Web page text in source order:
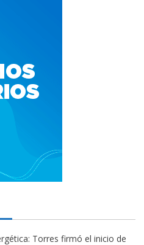
Torres firmó el inicio de